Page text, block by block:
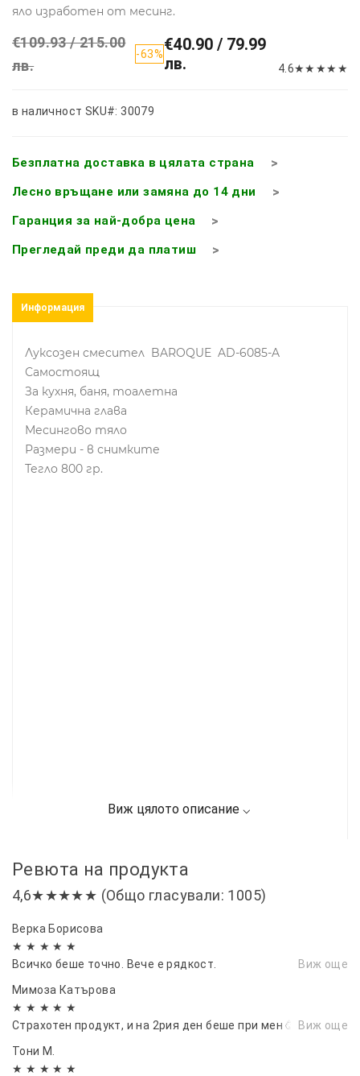
яло изработен от месинг.
€109.93 / 215.00
лв.
-63%€40.90 / 79.99
лв.
4.6★★ ★★ ★
в наличност SKU#: 30079
Безплатна доставка в цялата страна
Лесно връщане или замяна до 14 дни
Гаранция за най-добра цена
Прегледай преди да платиш
Информация
Луксозен смесител BAROQUE AD-6085-A
Самостоящ
За кухня, баня, тоалетна
Керамична глава
Месингово тяло
Размери - в снимките
Тегло 800 гр.
Ревюта на продукта
4,6★★★★★ (Общо гласували: 1005)
Верка Борисова
★ ★ ★ ★ ★
Всичко беше точно. Вече е рядкост.
Виж още
Мимоза Катърова
★ ★ ★ ★ ★
Страхотен продукт, и на 2рия ден беше при мен 🥳🥳Виж още
Тони М.
★ ★ ★ ★ ★